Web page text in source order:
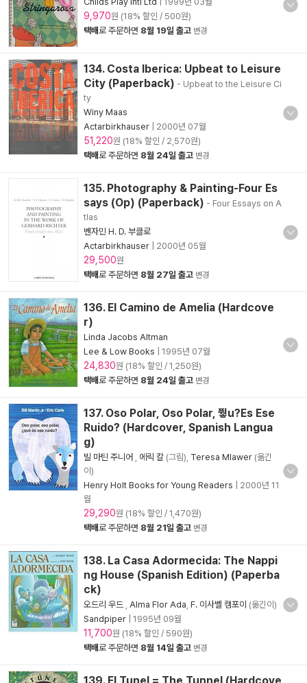
9,970원 (18% 할인 / 500원)
택배로 주문하면 8월 19일 출고 변경
134. Costa Iberica: Upbeat to Leisure
City (Paperback) - Upbeat to the Leisure Ci
ty
Winy Maas
Actarbirkhauser
2000년 07월
51,220원 (18% 할인 / 2,570원)
택배로 주문하면 8월 24일 출고 변경
135. Photography & Painting-Four Es
says (Op) (Paperback) - Four Essays on A
tlas
벤자민 H. D. 부클로
Actarbirkhauser
2000년 05월
29,500원
택배로 주문하면 8월 27일 출고 변경
136. El Camino de Amelia (Hardcove
r)
Linda Jacobs Altman
Lee & Low Books
1995년 07월
24,830원 (18% 할인 / 1,250원)
택배로 주문하면 8월 24일 출고 변경
137. Oso Polar, Oso Polar, 풯u?Es Ese
Ruido? (Hardcover, Spanish Langua
g)
빌 마틴 주니어 에릭 칼 (그림), Teresa Mlawer (옮긴
이)
Henry Holt Books for Young Readers
2000년 11
월
29,290원 (18% 할인 / 1,470원)
택배로 주문하면 8월 21일 출고 변경
138. La Casa Adormecida: The Nappi
ng House (Spanish Edition) (Paperba
ck)
오드리 우드 Alma Flor Ada F. 이사벨 캠포이 (옮긴이)
Sandpiper
1995년 09월
11,700원 (18% 할인 / 590원)
택배로 주문하면 8월 14일 출고 변경